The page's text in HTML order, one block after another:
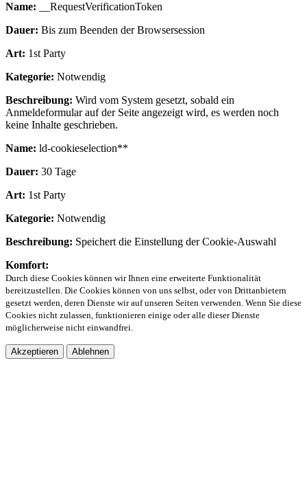
Name: __RequestVerificationToken
Dauer: Bis zum Beenden der Browsersession
Art: 1st Party
Kategorie: Notwendig
Beschreibung: Wird vom System gesetzt, sobald ein
Anmeldeformular auf der Seite angezeigt wird, es werden noch
keine Inhalte geschrieben.
Name: ld-cookieselection**
Dauer: 30 Tage
Art: 1st Party
Kategorie: Notwendig
Beschreibung: Speichert die Einstellung der Cookie-Auswahl
Komfort:
Durch diese Cookies können wir Ihnen eine erweiterte Funktionalität
bereitzustellen. Die Cookies können von uns selbst, oder von Drittanbietern
gesetzt werden, deren Dienste wir auf unseren Seiten verwenden. Wenn Sie diese
Cookies nicht zulassen, funktionieren einige oder alle dieser Dienste
möglicherweise nicht einwandfrei.
Akzeptieren Ablehnen